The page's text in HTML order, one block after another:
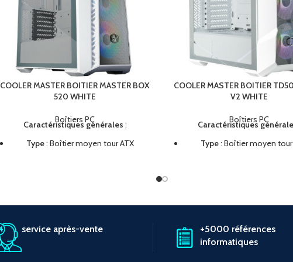
COOLER MASTER BOITIER MASTER BOX
520 WHITE
Boîtiers PC
Caractéristiques générales :
Type: Boîtier moyen tour ATX
ventilateurset des radiateurs jusqu'à
Compatibilité
COOLER MASTER BOITIER
V2 WHITE
Boîtiers PC
Caractéristiques
Type: Boîtier moyen tour
l'avant
Compatibilité: Cartes mères
Micro-ATX,
service après-vente
+5000 références
informatiques